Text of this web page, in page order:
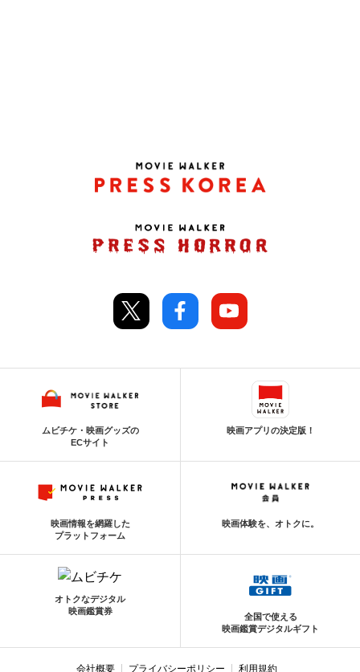
ムビチケ・映画グッズの
ECサイト
映画アプリの決定版！
映画情報を網羅した
プラットフォーム
映画体験を、オトクに。
オトクなデジタル
映画鑑賞券
全国で使える
映画鑑賞デジタルギフト
会社概要 プライバシーポリシー 利用規約